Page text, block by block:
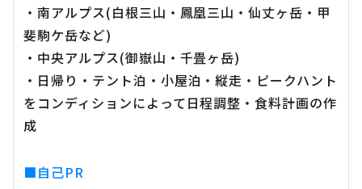
・南アルプス(白根三山・鳳凰三山・仙丈ヶ岳・甲
斐駒ケ岳など)
・中央アルプス(御嶽山・千畳ヶ岳)
・日帰り・テント泊・小屋泊・縦走・ピークハント
をコンディションによって日程調整・食料計画の作
成
■自己PR